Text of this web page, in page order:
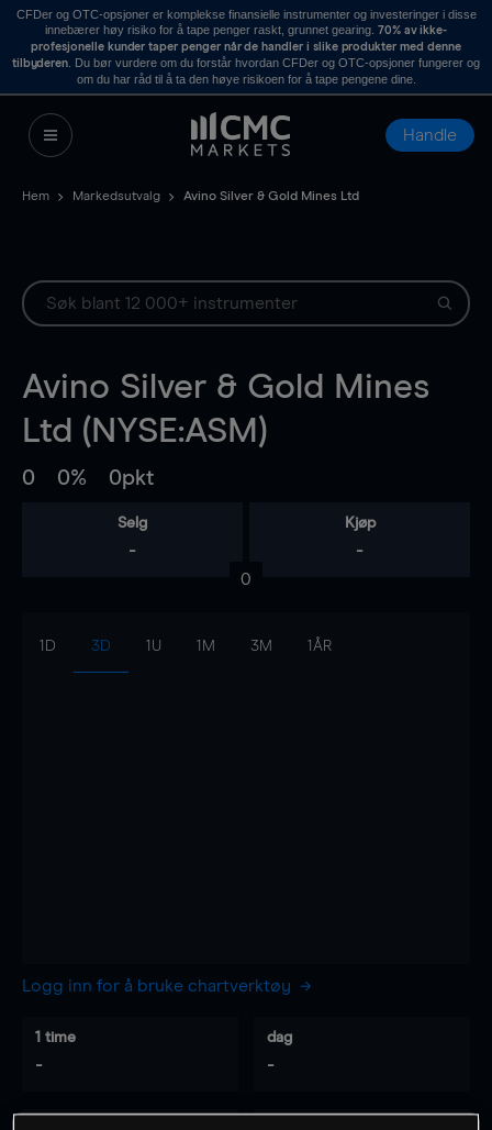
CFDer og OTC-opsjoner er komplekse finansielle instrumenter og investeringer i disse
innebærer høy risiko for å tape penger raskt, grunnet gearing. 70% av ikke-
profesjonelle kunder taper penger når de handler i slike produkter med denne
tilbyderen . Du bør vurdere om du forstår hvordan CFDer og OTC-opsjoner fungerer og
om du har råd til å ta den høye risikoen for å tape pengene dine.
Handle
Hem Markedsutvalg Avino Silver & Gold Mines Ltd
Avino Silver & Gold Mines
Ltd (NYSE:ASM)
0 0% 0pkt
Selg
-
Kjøp
-
0
1D 3D 1U 1M 3M 1ÅR
Logg inn for å bruke chartverktøy
1 time
-
dag
-